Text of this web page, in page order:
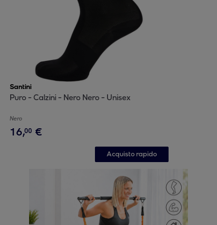
Santini
Puro - Calzini - Nero Nero - Unisex
Nero
16,00 €
Acquisto rapido